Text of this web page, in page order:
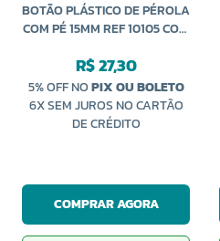
BOTÃO PLÁSTICO DE PÉROLA
COM PÉ 15MM REF 10105 COM
R$ 27,30
5% OFF NOPIX OU BOLETO
6X SEM JUROS NO CARTÃO
DE CRÉDITO
COMPRAR AGORA